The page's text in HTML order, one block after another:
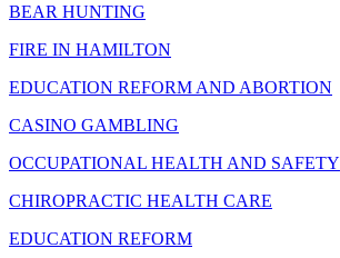
BEAR HUNTING
FIRE IN HAMILTON
EDUCATION REFORM AND ABORTION
CASINO GAMBLING
OCCUPATIONAL HEALTH AND SAFETY
CHIROPRACTIC HEALTH CARE
EDUCATION REFORM